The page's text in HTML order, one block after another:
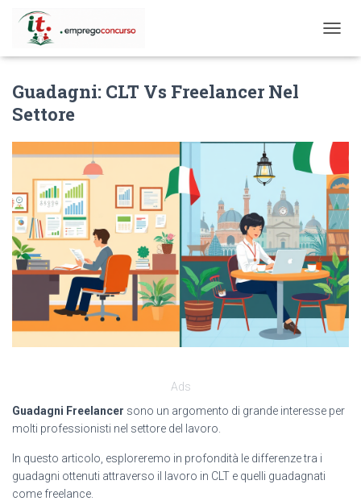
O
A
I
G
A
T
O
N
Guadagni: CLT Vs Freelancer Nel
Settore
Ads
Guadagni Freelancer sono un argomento di grande interesse per
molti professionisti nel settore del lavoro.
In questo articolo, esploreremo in profondità le differenze tra i
guadagni ottenuti attraverso il lavoro in CLT e quelli guadagnati
come freelance.